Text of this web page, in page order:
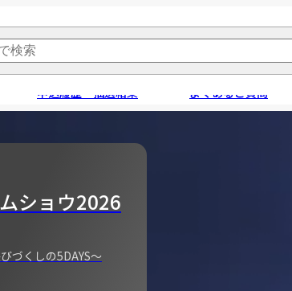
申込履歴・抽選結果 よくあるご質問
ショウ2026
づくしの5DAYS～